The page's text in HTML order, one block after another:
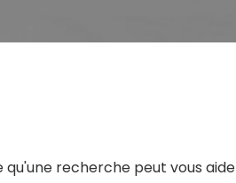
recherche peut vous